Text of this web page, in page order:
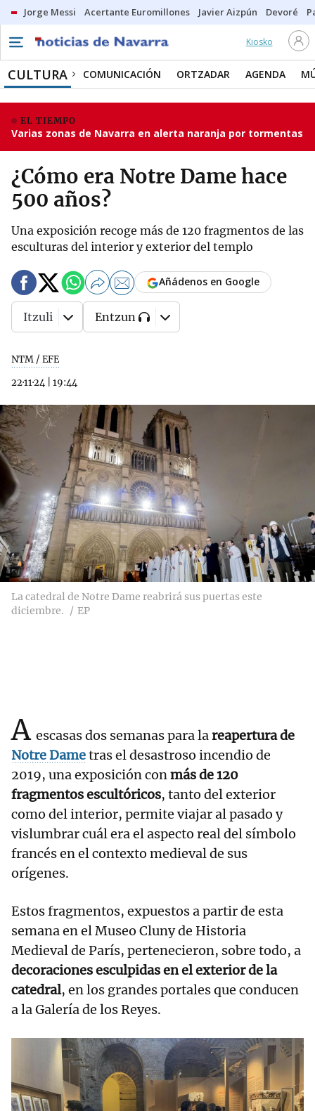
Jorge Messi Acertante Euromillones Javier Aizpún Devoré
Kiosko
CULTURA COMUNICACIÓN ORTZADAR AGENDA
EL TIEMPO
Varias zonas de Navarra en alerta naranja por tormentas
¿Cómo era Notre Dame hace
500 años?
Una exposición recoge más de 120 fragmentos de las
esculturas del interior y exterior del templo
NTM / EFE
22·11·24
19:44
Añádenos en Google
Itzuli Entzun
La catedral de Notre Dame reabrirá sus puertas este
diciembre.
EP
A escasas dos semanas para lareapertura de
Notre Dametras el desastroso incendio de
2019, una exposición conmás de 120
fragmentos escultóricos, tanto del exterior
como del interior, permite viajar al pasado y
vislumbrar cuál era el aspecto real del símbolo
francés en el contexto medieval de sus
orígenes.
Estos fragmentos, expuestos a partir de esta
semana en el Museo Cluny de Historia
Medieval de París, pertenecieron, sobre todo, a
decoraciones esculpidas en el exterior de la
catedral, en los grandes portales que conducen
a la Galería de los Reyes.